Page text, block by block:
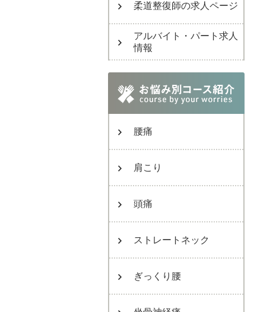
柔道整復師の求人ページ
アルバイト・パート求人
情報
腰痛
肩こり
頭痛
ストレートネック
ぎっくり腰